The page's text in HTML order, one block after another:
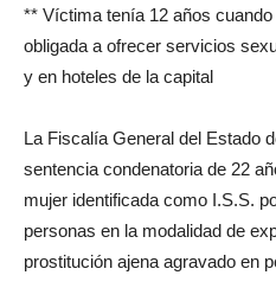
** Víctima tenía 12 años
obligada a ofrecer servicios
y en hoteles de la capital
La Fiscalía General del Estado
sentencia condenatoria de 22
mujer identificada como I.S.S.
personas en la modalidad de
prostitución ajena agravado en